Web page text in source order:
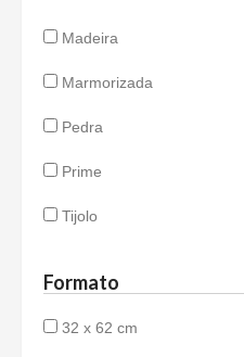
Madeira
Marmorizada
Pedra
Prime
Tijolo
Formato
32 x 62 cm